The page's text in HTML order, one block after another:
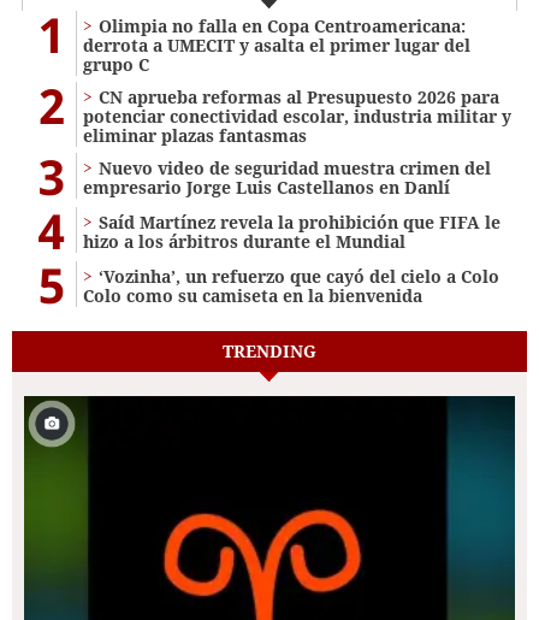
1
Olimpia no falla en Copa Centroamericana:
derrota a UMECIT y asalta el primer lugar del
grupo C
2
CN aprueba reformas al Presupuesto 2026 para
potenciar conectividad escolar, industria militar y
eliminar plazas fantasmas
3
Nuevo video de seguridad muestra crimen del
empresario Jorge Luis Castellanos en Danlí
4
Saíd Martínez revela la prohibición que FIFA le
hizo a los árbitros durante el Mundial
5
‘Vozinha’, un refuerzo que cayó del cielo a Colo
Colo como su camiseta en la bienvenida
TRENDING